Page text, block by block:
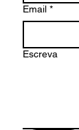
Email *
Escreva